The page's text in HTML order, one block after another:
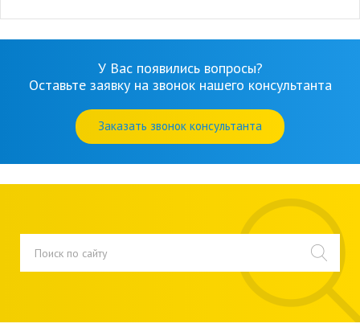
У Вас появились вопросы?
Оставьте заявку на звонок нашего консультанта
Заказать звонок консультанта